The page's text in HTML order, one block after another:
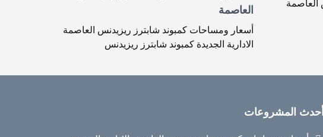
العاصمة
أسعار ومساحات كمبوند شابترز ريزيدنس العاصمة
الادارية الجديدة كمبوند شابترز ريزيدنس
أحدث المشروعات